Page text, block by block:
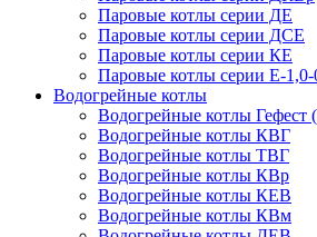
Паровые котлы серии ДЕ
Паровые котлы серии ДСЕ
Паровые котлы серии КЕ
Паровые котлы серии Е-1,0-
Водогрейные котлы
Водогрейные котлы
Водогрейные котлы КВГ
Водогрейные котлы ТВГ
Водогрейные котлы КВр
Водогрейные котлы КЕВ
Водогрейные котлы КВм